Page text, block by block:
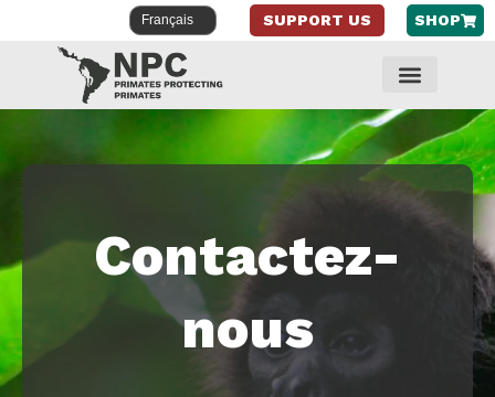
contenu
SUPPORT US SHOP
Contactez-
nous